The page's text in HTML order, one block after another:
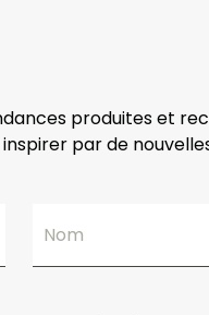
produites et
par de
Nom